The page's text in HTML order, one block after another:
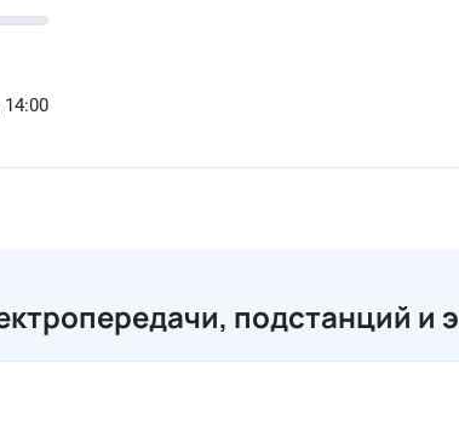
14:00
подстанций и